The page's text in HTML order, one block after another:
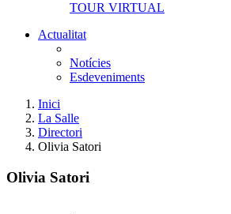
TOUR VIRTUAL
Actualitat
Notícies
Esdeveniments
Inici
La Salle
Directori
Olivia Satori
Olivia Satori